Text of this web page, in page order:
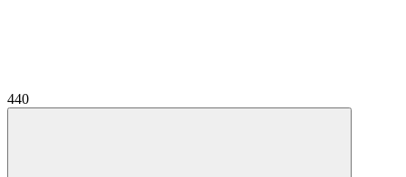
440